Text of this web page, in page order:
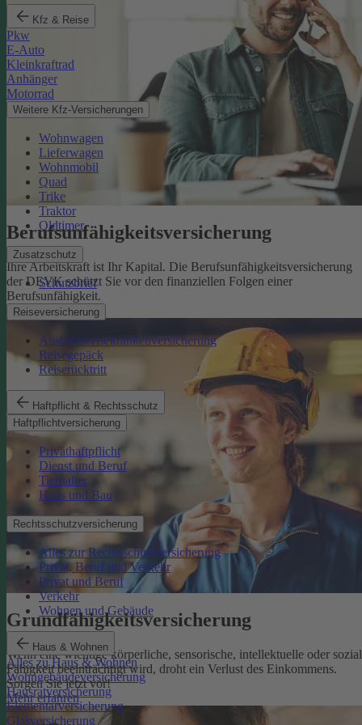
Kfz & Reise
Pkw
E-Auto
Kleinkraftrad
Anhänger
Motorrad
Weitere Kfz-Versicherungen
Wohnwagen
Lieferwagen
Wohnmobil
Quad
Trike
Traktor
Oldtimer
Zusatzschutz
Schutzbrief
Reiseversicherung
Auslandsreisekrankenversicherung
Reisegepäck
Reiserücktritt
Haftpflicht & Rechtsschutz
Haftpflichtversicherung
Privathaftpflicht
Dienst und Beruf
Tierhalter
Haus und Bau
Rechtsschutzversicherung
Alles zur Rechtsschutzversicherung
Privat, Beruf und Verkehr
Privat und Beruf
Verkehr
Wohnen und Gebäude
Haus & Wohnen
Alles zu Haus & Wohnen
Wohngebäudeversicherung
Hausratversicherung
Elementarversicherung
Glasversicherung
Berufsunfähigkeits­versicherung
Ihre Arbeitskraft ist Ihr Kapital. Die Berufsunfähigkeitsversicherung
der DEVK schützt Sie vor den finanziellen Folgen einer
Berufsunfähigkeit.
Mehr erfahren
Grundfähigkeits­versicherung
Wenn eine wichtige körperliche, sensorische, intellektuelle oder
Fähigkeit beeinträchtigt wird, droht ein Verlust des Einkommens.
Sorgen Sie jetzt vor!
Mehr erfahren